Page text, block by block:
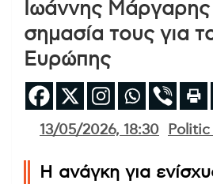
Ιωάννης Μάργαρης
σημασία τους για
Ευρώπης
13/05/2026, 18:30 Politic
Η ανάγκη για